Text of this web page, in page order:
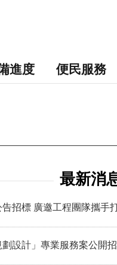
進度 便民服務
最新消
招標 廣邀工程團隊攜手
設計」專業服務案公開